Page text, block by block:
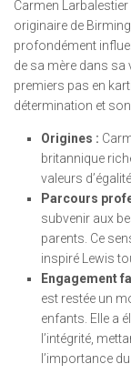
Carmen
originaire de
profondément
de sa mère dans sa
premiers pas en
détermination et
Origines :
britannique
valeurs
Parcours
subvenir aux
parents. Ce
inspiré Lewis
Engagement
est restée un
enfants. Elle a
l’intégrité,
l’importance